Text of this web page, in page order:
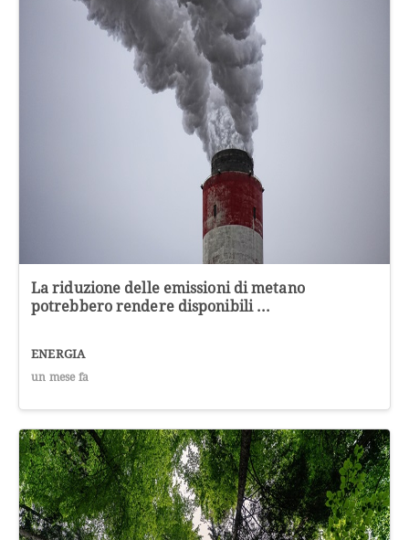
La riduzione delle emissioni di metano
potrebbero rendere disponibili ...
ENERGIA
un mese fa